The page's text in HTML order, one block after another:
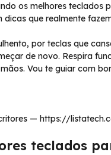
os melhores
dicas que realmente
por teclas que
de novo. Respira
Vou te guiar com
— https://
teclados